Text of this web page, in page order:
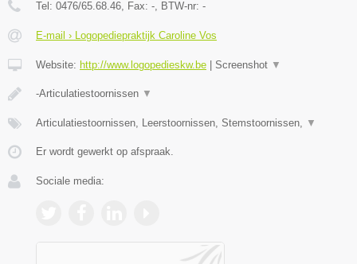
Tel: 0476/65.68.46, Fax: -, BTW-nr: -
E-mail › Logopediepraktijk Caroline Vos
Website: http://www.logopedieskw.be Screenshot ▼
-Articulatiestoornissen ▼
Articulatiestoornissen, Leerstoornissen, Stemstoornissen, ▼
Er wordt gewerkt op afspraak.
Sociale media: